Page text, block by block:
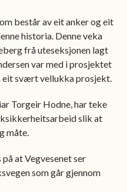
består av eit anker og eit
historia. Denne veka
frå uteseksjonen lagt
var med i prosjektet
eit svært vellukka prosjekt.
Torgeir Hodne, har teke
slik at
måte.
at Vegvesenet ser
som går gjennom